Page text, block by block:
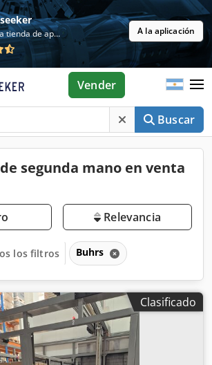
Gratis en la tienda de aplicaciones A la aplicación
Buscar
Vender
segunda mano en venta
Relevancia
los filtros Buhrs
Clasificado